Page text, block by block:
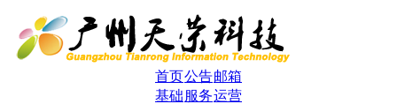
首页公告邮箱
基础 服务运营